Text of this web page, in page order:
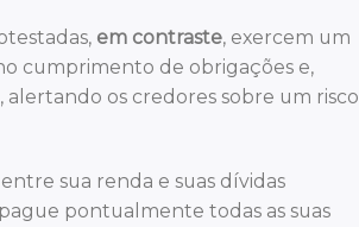
em contraste, exercem um
cumprimento de obrigações e,
os credores sobre um risco
sua renda e suas dívidas
pontualmente todas as suas